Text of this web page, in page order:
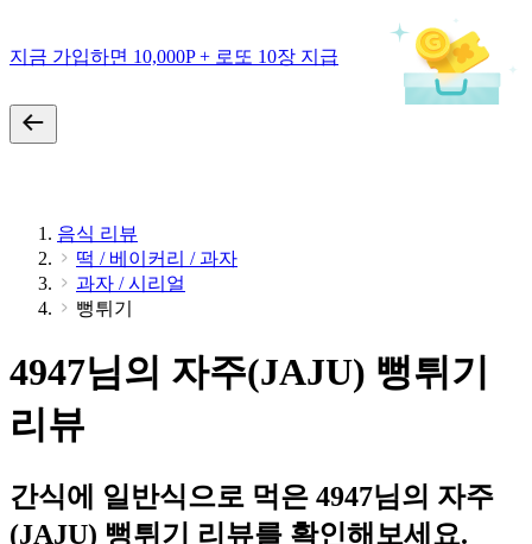
지금 가입하면 10,000P + 로또 10장 지급
음식 리뷰
떡 / 베이커리 / 과자
과자 / 시리얼
뻥튀기
4947님의 자주(JAJU) 뻥튀기
리뷰
간식에 일반식으로 먹은 4947님의 자주
(JAJU) 뻥튀기 리뷰를 확인해보세요.